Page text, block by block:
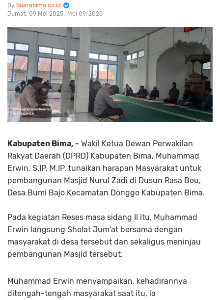
Suarabima.co.id
Jumat, 09 Mei 2025
Mei 09, 2025
Kabupaten Bima, - Wakil Ketua Dewan Perwakilan
Rakyat Daerah (DPRD) Kabupaten Bima, Muhammad
Erwin, S.IP, M.IP, tunaikan harapan Masyarakat untuk
pembangunan Masjid Nurul Zadi di Dusun Rasa Bou,
Desa Bumi Bajo Kecamatan Donggo Kabupaten Bima.
Pada kegiatan Reses masa sidang II itu, Muhammad
Erwin langsung Sholat Jum'at bersama dengan
masyarakat di desa tersebut dan sekaligus meninjau
pembangunan Masjid tersebut.
Muhammad Erwin menyampaikan, kehadirannya
ditengah-tengah masyarakat saat itu, ia